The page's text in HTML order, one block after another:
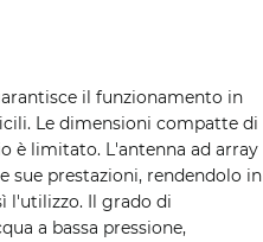
il funzionamento in
Le dimensioni compatte di
è limitato. L'antenna ad array
prestazioni, rendendolo in
l'utilizzo. Il grado di
a bassa pressione,